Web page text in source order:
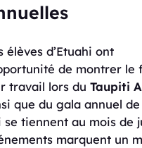
élèves d’Etuahi ont
de montrer le
travail lors du Taupiti
que du gala annuel de
se tiennent au mois de
marquent un